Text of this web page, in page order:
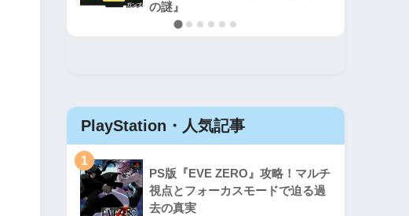
の謎』
PlayStation・人気記事
1
PS版『EVE ZERO』攻略！マルチ
視点とフォーカスモードで迫る過
去の真実